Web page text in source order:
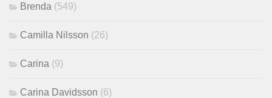
Brenda (549)
Camilla Nilsson (26)
Carina (9)
Carina Davidsson (6)